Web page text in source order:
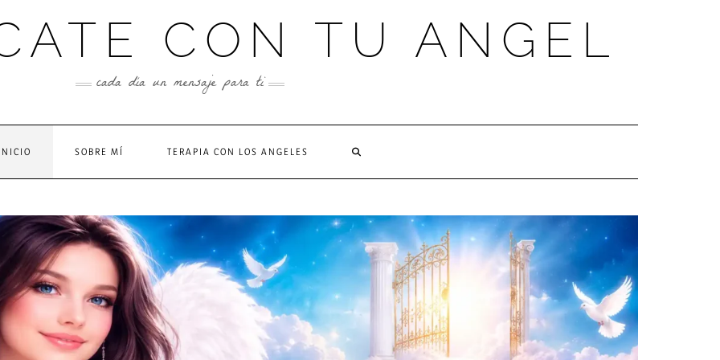
CON TU ANGEL
cada día un mensaje para ti
SOBRE MÍ TERAPIA CON LOS ANGELES